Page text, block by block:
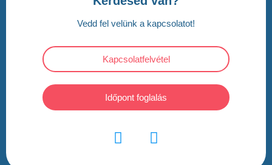
Vedd fel velünk a kapcsolatot!
Kapcsolatfelvétel
Időpont foglalás